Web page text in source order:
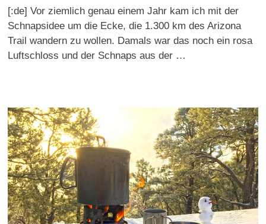
[:de] Vor ziemlich genau einem Jahr kam ich mit der
Schnapsidee um die Ecke, die 1.300 km des Arizona
Trail wandern zu wollen. Damals war das noch ein rosa
Luftschloss und der Schnaps aus der …